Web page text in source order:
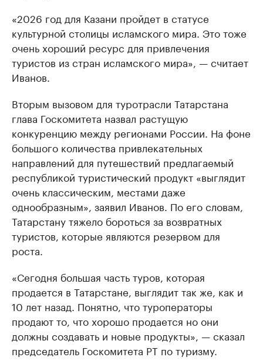
«2026 год для Казани пройдет в статусе
культурной столицы исламского мира. Это тоже
очень хороший ресурс для привлечения
туристов из стран исламского мира», — считает
Иванов.
Вторым вызовом для туротрасли Татарстана
глава Госкомитета назвал растущую
конкуренцию между регионами России. На фоне
большого количества привлекательных
направлений для путешествий предлагаемый
республикой туристический продукт «выглядит
очень классическим, местами даже
однообразным», заявил Иванов. По его словам,
Татарстану тяжело бороться за возвратных
туристов, которые являются резервом для
роста.
«Сегодня большая часть туров, которая
продается в Татарстане, выглядит так же, как и
10 лет назад. Понятно, что туроператоры
продают то, что хорошо продается но они
должны создавать и новые продукты», — сказал
председатель Госкомитета РТ по туризму.